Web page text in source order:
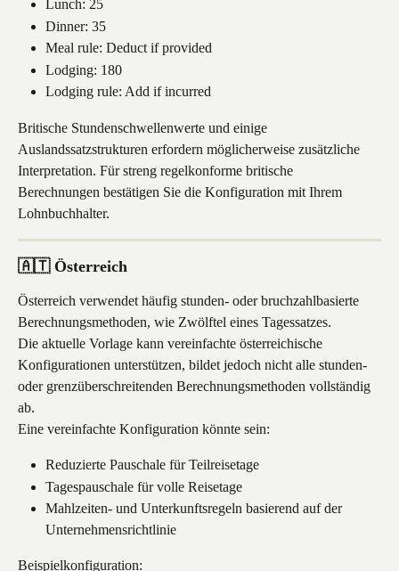
Lunch: 25
Dinner: 35
Meal rule: Deduct if provided
Lodging: 180
Lodging rule: Add if incurred
Britische Stundenschwellenwerte und einige
Auslandssatzstrukturen erfordern möglicherweise zusätzliche
Interpretation. Für streng regelkonforme britische
Berechnungen bestätigen Sie die Konfiguration mit Ihrem
Lohnbuchhalter.
🇦🇹 Österreich
Österreich verwendet häufig stunden- oder bruchzahlbasierte
Berechnungsmethoden, wie Zwölftel eines Tagessatzes.
Die aktuelle Vorlage kann vereinfachte österreichische
Konfigurationen unterstützen, bildet jedoch nicht alle stunden-
oder grenzüberschreitenden Berechnungsmethoden vollständig
ab.
Eine vereinfachte Konfiguration könnte sein:
Reduzierte Pauschale für Teilreisetage
Tagespauschale für volle Reisetage
Mahlzeiten- und Unterkunftsregeln basierend auf der
Unternehmensrichtlinie
Beispielkonfiguration: